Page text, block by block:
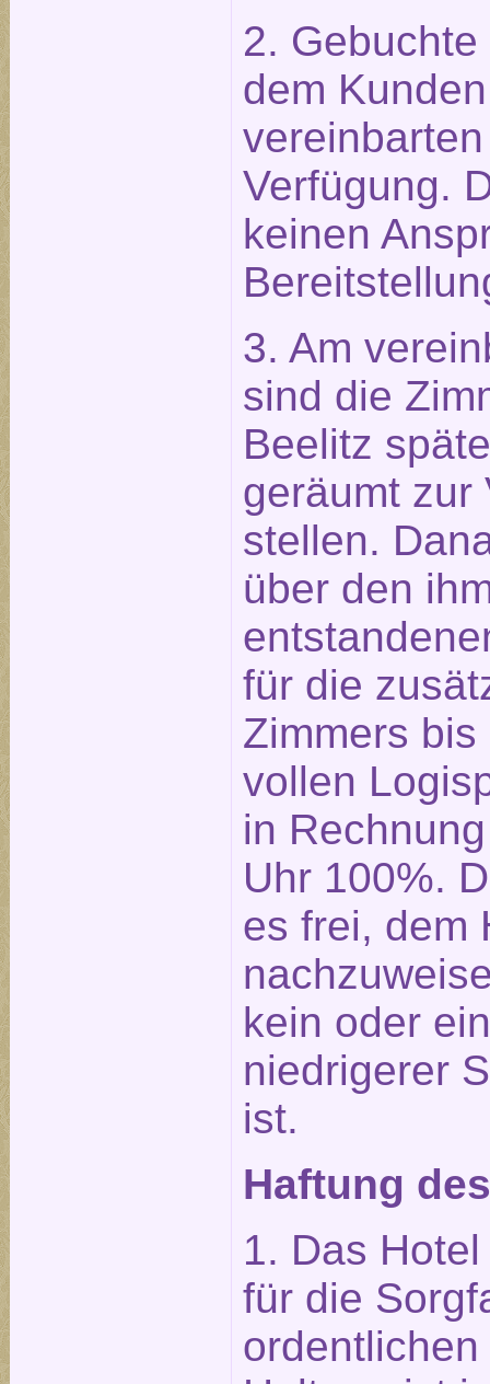
2.
dem
Verfügung.
keinen
3. Am
sind die
Beelitz
geräumt zur
stellen.
über den
für die
Zimmers
vollen
in
Uhr 100%.
es frei, dem
kein oder
niedrigerer
ist.
Haftung
1. Das
für die